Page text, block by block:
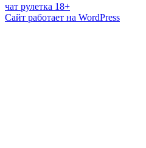
чат рулетка 18+
Сайт работает на WordPress